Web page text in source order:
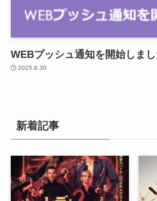
WEBプッシュ通知を開始しまし
2025.6.30
新着記事